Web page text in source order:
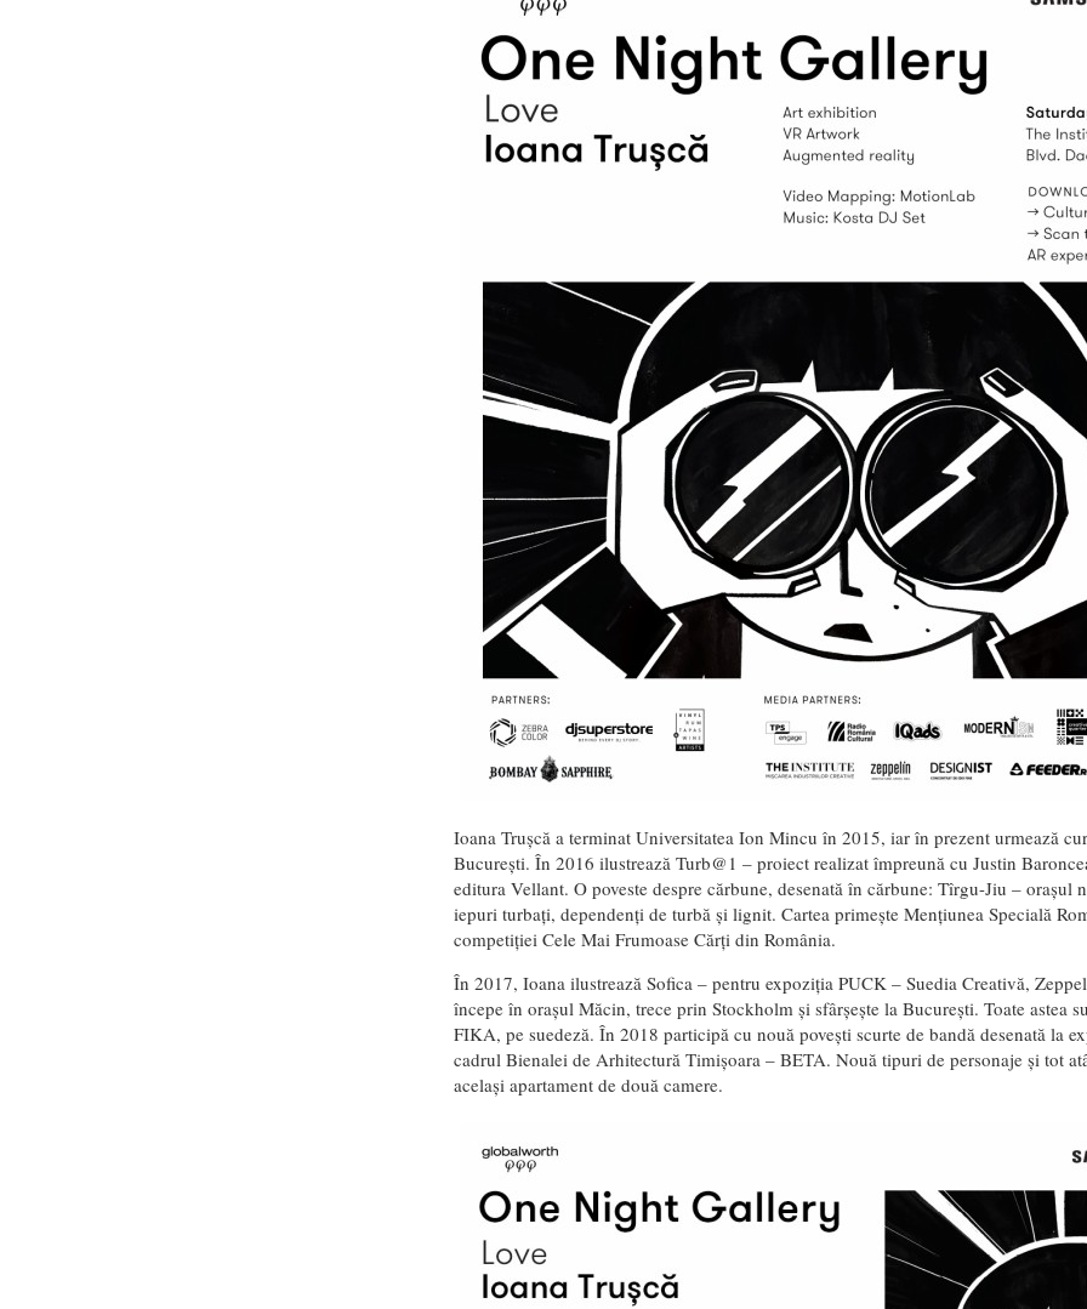
Ioana Trușcă a terminat Universitatea Ion Mincu în 2015, iar în prezent urmează
București. În 2016 ilustrează Turb@1 – proiect realizat împreună cu Justin
editura Vellant. O poveste despre cărbune, desenată în cărbune: Tîrgu-Jiu – orașul
iepuri turbați, dependenți de turbă și lignit. Cartea primește Mențiunea Specială
competiției Cele Mai Frumoase Cărți din România.
În 2017, Ioana ilustrează Sofica – pentru expoziția PUCK – Suedia Creativă,
începe în orașul Măcin, trece prin Stockholm și sfârșește la București. Toate astea
FIKA, pe suedeză. În 2018 participă cu nouă povești scurte de bandă desenată la
cadrul Bienalei de Arhitectură Timișoara – BETA. Nouă tipuri de personaje și tot
același apartament de două camere.